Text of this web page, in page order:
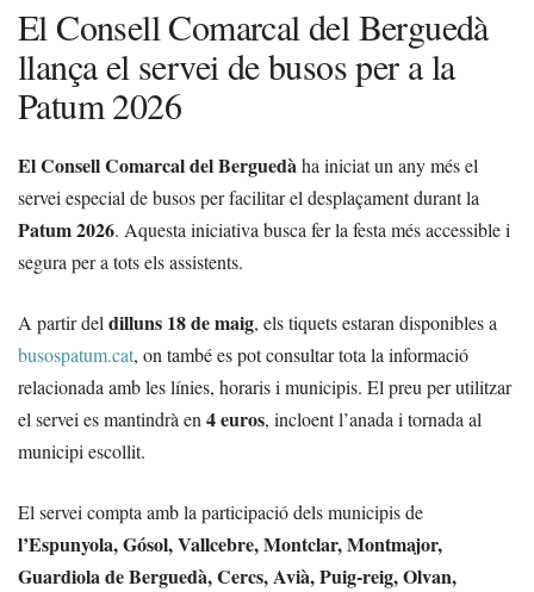
El Consell Comarcal del Berguedà
llança el servei de busos per a la
Patum 2026
El Consell Comarcal del Berguedàha iniciat un any més el
servei especial de busos per facilitar el desplaçament durant la
Patum 2026. Aquesta iniciativa busca fer la festa més accessible i
segura per a tots els assistents.
A partir del dilluns 18 de maig, els tiquets estaran disponibles a
busospatum.cat, on també es pot consultar tota la informació
relacionada amb les línies, horaris i municipis. El preu per utilitzar
el servei es mantindrà en 4 euros, incloent l’anada i tornada al
municipi escollit.
El servei compta amb la participació dels municipis de
l’Espunyola, Gósol, Vallcebre, Montclar, Montmajor,
Guardiola de Berguedà, Cercs, Avià, Puig-reig, Olvan,